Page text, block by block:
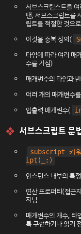
서브스크립스트를
땐, 서브스크립트를
립트를 적절한 것으
이것을 중복 정의(
타입에 따라 여러 매
수를 가짐)
매개변수의 타입과
여러 개의 매개변수
입출력 매개변수(
서브스크립트 문
subscript 키
ipt(_:)
인스턴스 내부의 특
연산 프로퍼티(접근
지님
매개변수의 개수, 타
록 구현하거나 읽기